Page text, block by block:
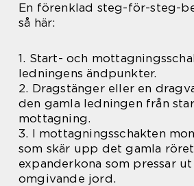
En förenklad steg-för-steg-
så här:
1. Start- och
ledningens ändpunkter.
2. Dragstänger eller en
den gamla ledningen från
mottagning.
3. I mottagningsschakten
som skär upp det gamla
expanderkona som pressar
omgivande jord.